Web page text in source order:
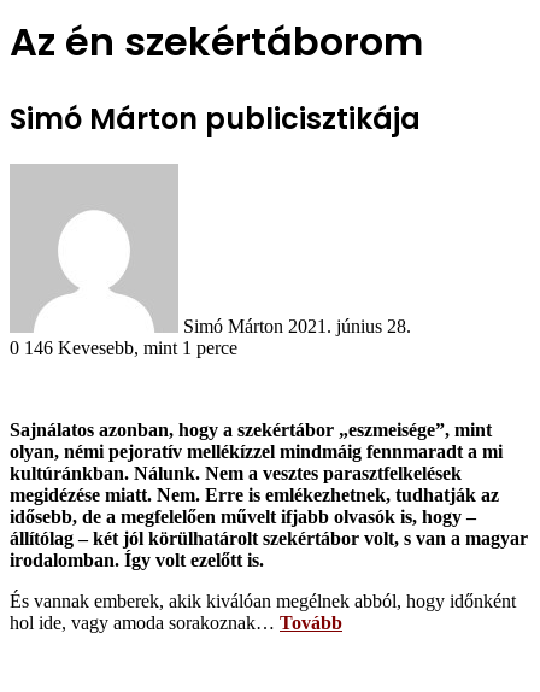
Az én szekértáborom
Simó Márton publicisztikája
Simó Márton 2021. június 28.
0 146 Kevesebb, mint 1 perce
Sajnálatos azonban, hogy a szekértábor „eszmeisége”, mint
olyan, némi pejoratív mellékízzel mindmáig fennmaradt a mi
kultúránkban. Nálunk. Nem a vesztes parasztfelkelések
megidézése miatt. Nem. Erre is emlékezhetnek, tudhatják az
idősebb, de a megfelelően művelt ifjabb olvasók is, hogy –
állítólag – két jól körülhatárolt szekértábor volt, s van a magyar
irodalomban. Így volt ezelőtt is.
És vannak emberek, akik kiválóan megélnek abból, hogy időnként
hol ide, vagy amoda sorakoznak… Tovább